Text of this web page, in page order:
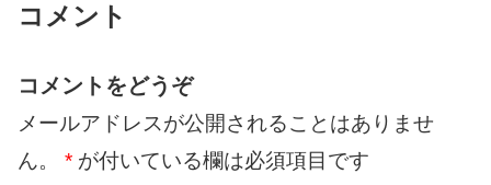
コメント
コメントをどうぞ
メールアドレスが公開されることはありませ
ん。
* が付いている欄は必須項目です